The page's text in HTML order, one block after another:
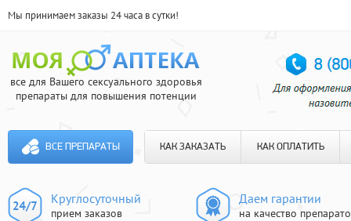
Мы принимаем заказы 24 часа в сутки!
все для Вашего сексуального здоровья
препараты для повышения потенции
ВСЕ ПРЕПАРАТЫ КАК ЗАКАЗАТЬ КАК ОПЛАТИТЬ
Круглосуточный
прием заказов
Даем гарантии
на качество